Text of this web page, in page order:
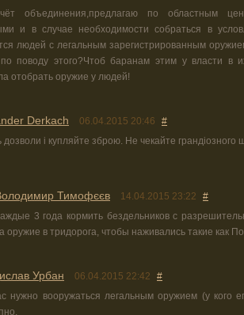
объединения,предлагаю по областным
и в случае необходимости собраться в
людей с легальным зарегистрированным
поводу этого?Чтоб баранам этим у власти в
отобрать оружие у людей!
Derkach 06.04.2015 20:46 #
дозволи і купляйте зброю. Не чекайте грандіозного
Тимофєєв 14.04.2015 23:22 #
3 года кормить бездельников с
оружие в тридорога, чтобы наживались такие как
Урбан 06.04.2015 22:42 #
нужно вооружаться легальным оружием (у кого